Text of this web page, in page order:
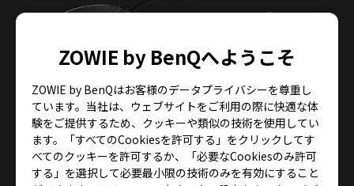
ZOWIE by BenQへようこそ
ZOWIE by BenQはお客様のデータプライバシーを尊重し
ています。当社は、ウェブサイトをご利用の際に快適な体
験をご提供するため、クッキーや類似の技術を使用してい
ます。「すべてのCookiesを許可する」をクリックしてす
べてのクッキーを許可するか、「必要なCookiesのみ許可
する」を選択して必要最小限の技術のみを有効にすること
S.Switch
S.Switchを活用することで、異なるゲームやシーン用